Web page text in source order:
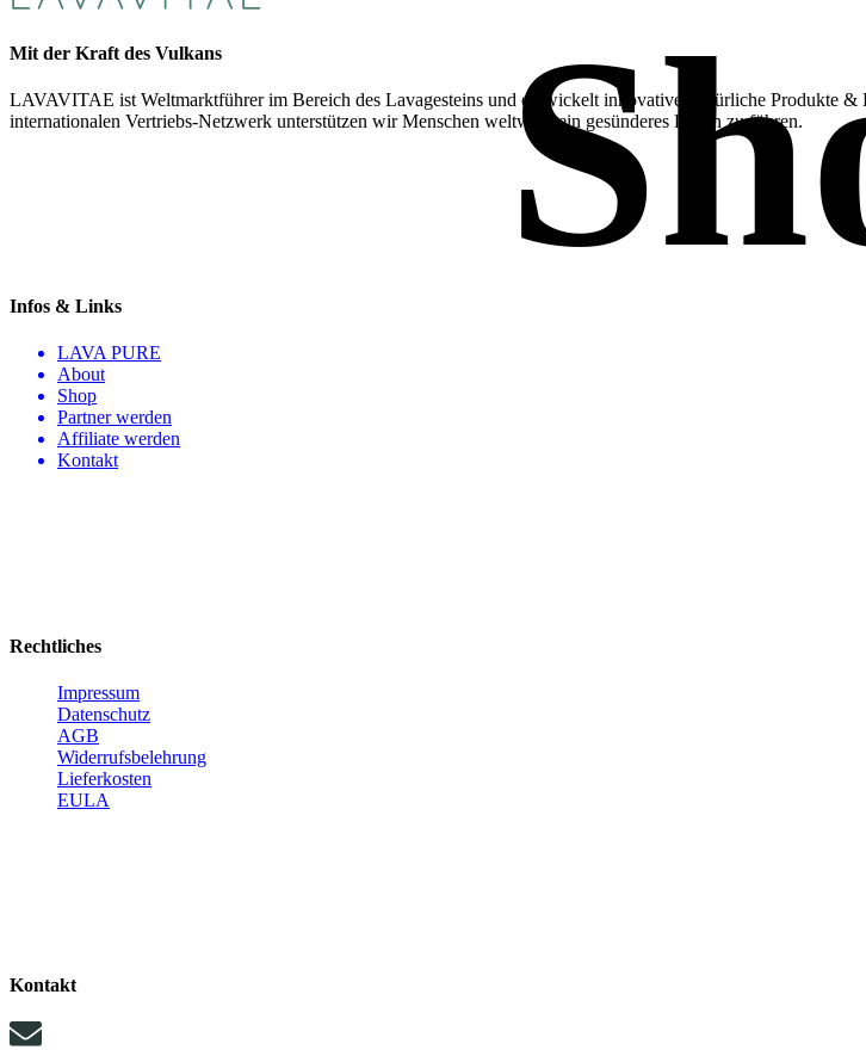
Mit der Kraft des Vulkans
LAVAVITAE ist Weltmarktführer im Bereich des Lavagesteins und entwickelt innovative, natürliche Produkte
internationalen Vertriebs-Netzwerk unterstützen wir Menschen weltweit, ein gesünderes Leben zu führen.
Infos & Links
LAVA PURE
About
Shop
Partner werden
Affiliate werden
Kontakt
Rechtliches
Impressum
Datenschutz
AGB
Widerrufsbelehrung
Lieferkosten
EULA
Kontakt